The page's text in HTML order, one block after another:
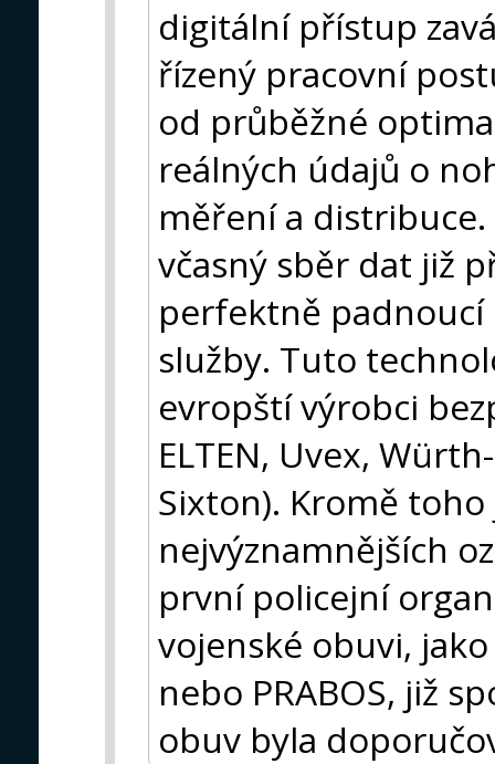
digitální přístup
řízený pracovní
od průběžné
reálných údajů o
měření a
včasný sběr dat již
perfektně
služby. Tuto
evropští výrobci
ELTEN, Uvex,
Sixton). Kromě
nejvýznamnějších
první policejní
vojenské obuvi, jako
nebo PRABOS, již
obuv byla